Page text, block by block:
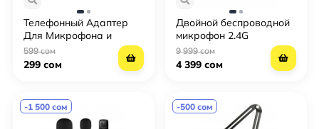
Телефонный Адаптер
Для Микрофона и
Наушников 2in1
599 сом
299 сом
Двойной беспроводной
микрофон 2.4G
9 999 сом
4 399 сом
-1 500 сом -500 сом